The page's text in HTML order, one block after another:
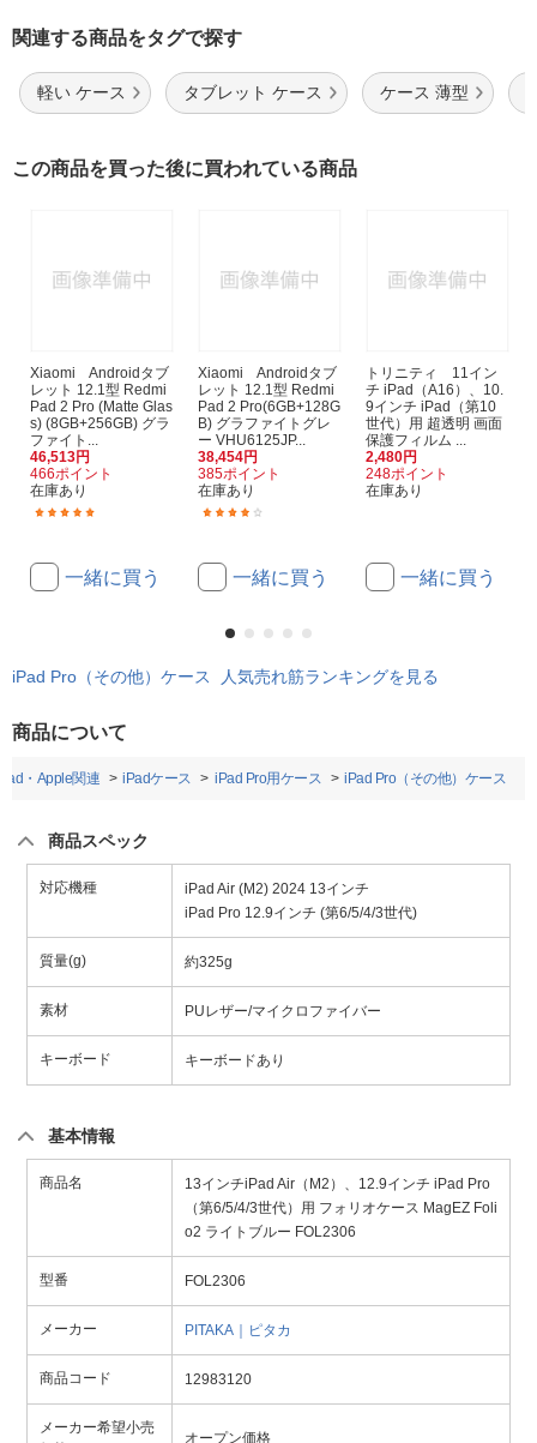
関連する商品をタグで探す
軽い ケース タブレット ケース ケース 薄型
この商品を買った後に買われている商品
Xiaomi Androidタブ
レット 12.1型 Redmi
Pad 2 Pro (Matte Glas
s) (8GB+256GB) グラ
ファイト...
46,513円
466ポイント
在庫あり
一緒に買う
Xiaomi Androidタブ
レット 12.1型 Redmi
Pad 2 Pro(6GB+128G
B) グラファイトグレ
ー VHU6125JP...
38,454円
385ポイント
在庫あり
一緒に買う
トリニティ 11イン
チ iPad（A16）、10.
9インチ iPad（第10
世代）用 超透明 画面
保護フィルム ...
2,480円
248ポイント
在庫あり
一緒に買う
iPad Pro（その他）ケース 人気売れ筋ランキングを見る
商品について
・Apple関連 iPadケース iPad Pro用ケース iPad Pro（その他）ケース
商品スペック
対応機種
iPad Air (M2) 2024 13インチ
iPad Pro 12.9インチ (第6/5/4/3世代)
質量(g) 約325g
素材 PUレザー/マイクロファイバー
キーボード キーボードあり
基本情報
商品名
13インチiPad Air（M2）、12.9インチ iPad Pro
（第6/5/4/3世代）用 フォリオケース MagEZ Foli
o2 ライトブルー FOL2306
型番 FOL2306
メーカー PITAKA｜ピタカ
商品コード 12983120
メーカー希望小売
オープン価格